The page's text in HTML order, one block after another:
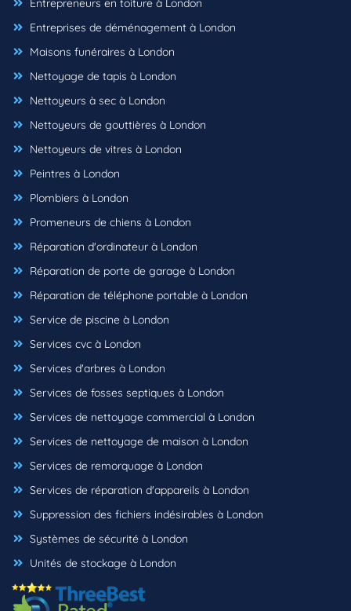
Entrepreneurs en toiture à London
Entreprises de déménagement à London
Maisons funéraires à London
Nettoyage de tapis à London
Nettoyeurs à sec à London
Nettoyeurs de gouttières à London
Nettoyeurs de vitres à London
Peintres à London
Plombiers à London
Promeneurs de chiens à London
Réparation d'ordinateur à London
Réparation de porte de garage à London
Réparation de téléphone portable à London
Service de piscine à London
Services cvc à London
Services d'arbres à London
Services de fosses septiques à London
Services de nettoyage commercial à London
Services de nettoyage de maison à London
Services de remorquage à London
Services de réparation d'appareils à London
Suppression des fichiers indésirables à London
Systèmes de sécurité à London
Unités de stockage à London